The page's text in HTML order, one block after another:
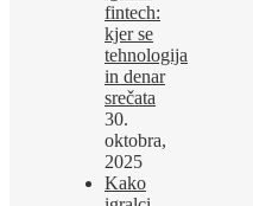
fintech:
kjer se
tehnologija
in denar
srečata
30.
oktobra,
2025
Kako